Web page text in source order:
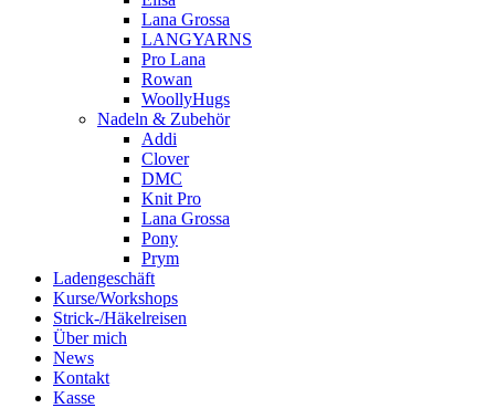
Lana Grossa
LANGYARNS
Pro Lana
Rowan
WoollyHugs
Nadeln & Zubehör
Addi
Clover
DMC
Knit Pro
Lana Grossa
Pony
Prym
Ladengeschäft
Kurse/Workshops
Strick-/Häkelreisen
Über mich
News
Kontakt
Kasse